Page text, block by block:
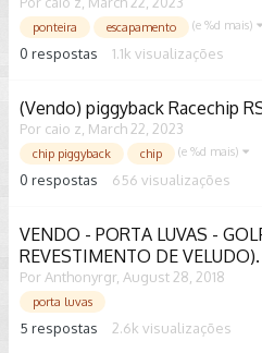
ponteira escapamento (e %d mais)
0 respostas 1.1k visualizações
(Vendo) piggyback Racechip
Por caio z March 22, 2023
chip piggyback chip (e %d mais)
0 respostas 656 visualizações
VENDO - PORTA LUVAS -
REVESTIMENTO DE VELUDO).
Por Anthonyrgr August 28, 2018
porta luvas
5 respostas 2.6k visualizações